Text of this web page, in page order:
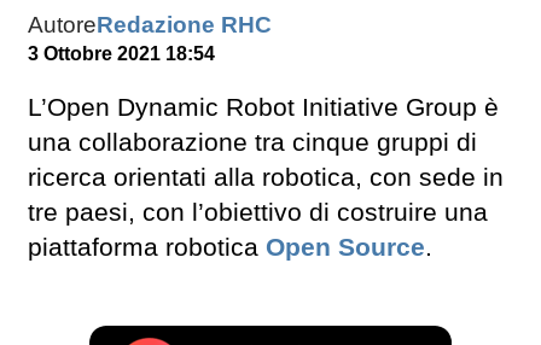
AutoreRedazione RHC
3 Ottobre 2021 18:54
L’Open Dynamic Robot Initiative Group è
una collaborazione tra cinque gruppi di
ricerca orientati alla robotica, con sede in
tre paesi, con l’obiettivo di costruire una
piattaforma robotica Open Source.